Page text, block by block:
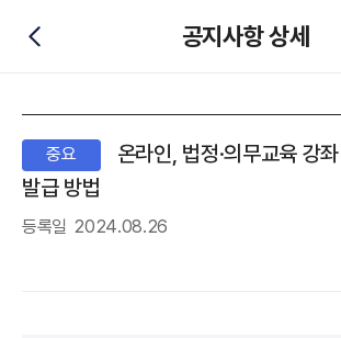
뒤로가기 공지사항 상세
중요공지
온라인, 법정·의무교육 강
발급 방법
등록일 2024.08.26